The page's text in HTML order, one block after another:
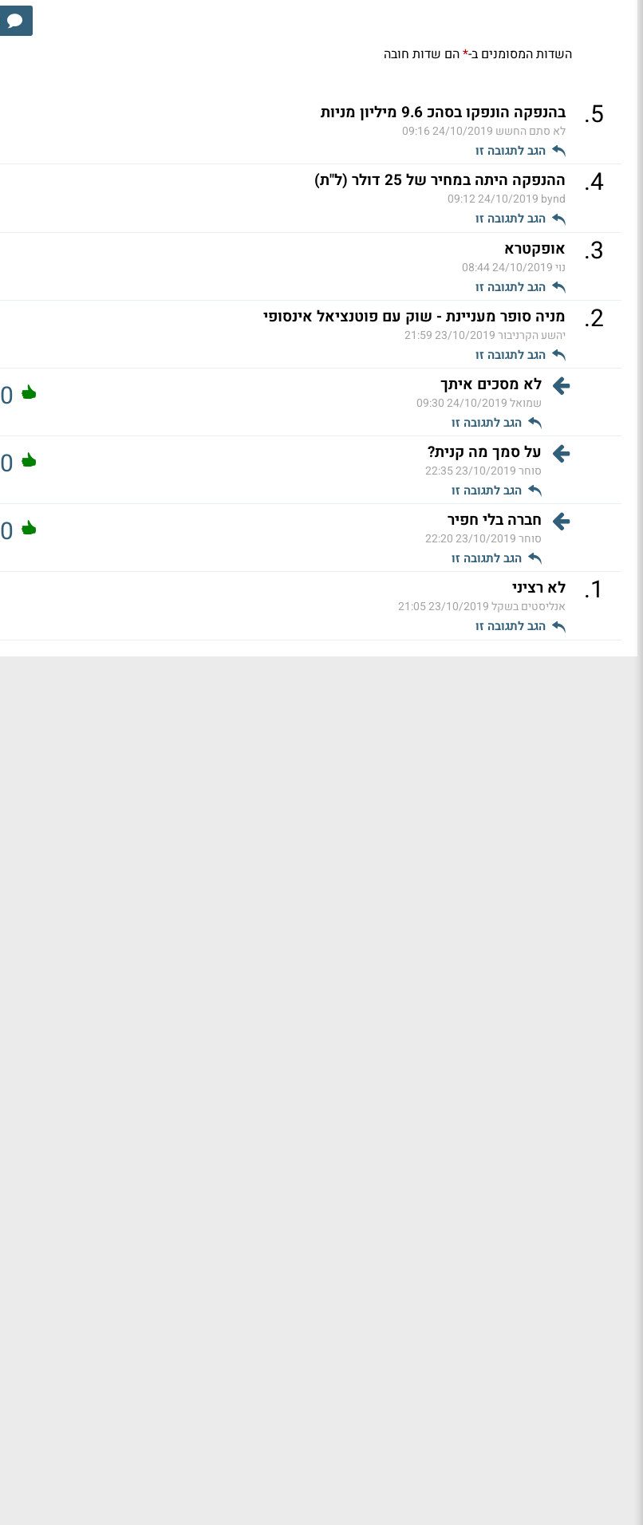
השדות המסומנים ב-*הם שדות חובה
5
. בהנפקה הונפקו בסהכ 9.6 מיליון מניות
לא סתם החשש 24/10/2019 09:16
הגב לתגובה זו
4
. ההנפקה היתה במחיר של 25 דולר (ל"ת)
bynd
24/10/2019 09:12
הגב לתגובה זו
3
. אופקטרא
נוי24/10/2019 08:44
הגב לתגובה זו
2
. מניה סופר מעניינת - שוק עם פוטנציאל אינסופי
יהשע הקרניבור23/10/2019 21:59
הגב לתגובה זו
לא מסכים איתך
שמואל24/10/2019 09:30
הגב לתגובה זו
0
על סמך מה קנית?
סוחר23/10/2019 22:35
הגב לתגובה זו
0
חברה בלי חפיר
סוחר23/10/2019 22:20
הגב לתגובה זו
0
1
. לא רציני
אנליסטים בשקל23/10/2019 21:05
הגב לתגובה זו